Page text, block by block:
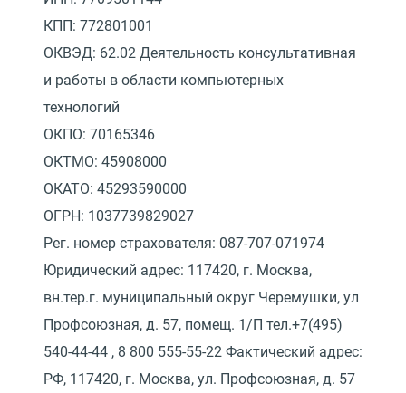
КПП: 772801001
ОКВЭД: 62.02 Деятельность консультативная
и работы в области компьютерных
технологий
ОКПО: 70165346
ОКТМО: 45908000
ОКАТО: 45293590000
ОГРН: 1037739829027
Рег. номер страхователя: 087-707-071974
Юридический адрес: 117420, г. Москва,
вн.тер.г. муниципальный округ Черемушки, ул
Профсоюзная, д. 57, помещ. 1/П тел.+7(495)
540-44-44 , 8 800 555-55-22 Фактический адрес:
РФ, 117420, г. Москва, ул. Профсоюзная, д. 57